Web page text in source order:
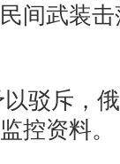
间武装
驳斥，俄
控资料。